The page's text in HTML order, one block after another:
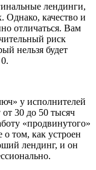
лендинги,
Однако, качество и
отличаться. Вам
риск
нельзя будет
у исполнителей
30 до 50 тысяч
«продвинутого»
о том, как устроен
лендинг, и он